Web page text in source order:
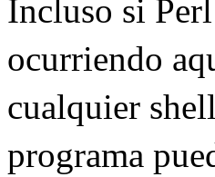
Incluso si
ocurriendo
cualquier
programa